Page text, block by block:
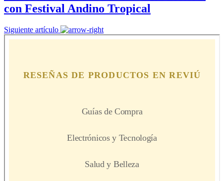
con Festival Andino Tropical
Siguiente artículo